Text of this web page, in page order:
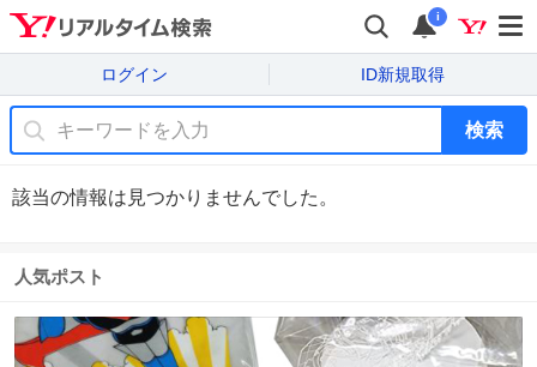
i
ログイン ID新規取得
検索
該当の情報は見つかりませんでした。
人気ポスト